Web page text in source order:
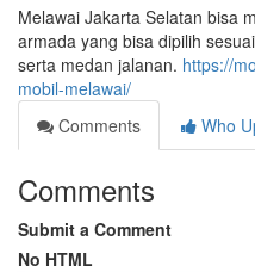
Melawai Jakarta Selatan bisa
armada yang bisa dipilih
serta medan jalanan. https://
mobil-melawai/
Comments
Who
Comments
Submit a Comment
No HTML